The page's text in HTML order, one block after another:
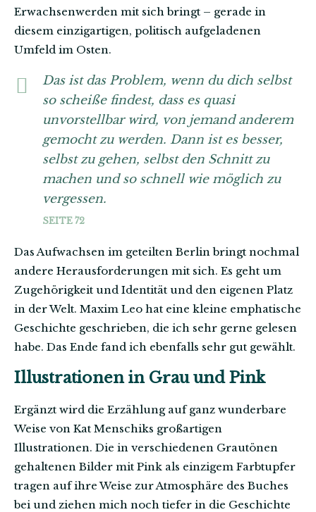
Erwachsenwerden mit sich bringt – gerade in
diesem einzigartigen, politisch aufgeladenen
Umfeld im Osten.
Das ist das Problem, wenn du dich selbst
so scheiße findest, dass es quasi
unvorstellbar wird, von jemand anderem
gemocht zu werden. Dann ist es besser,
selbst zu gehen, selbst den Schnitt zu
machen und so schnell wie möglich zu
vergessen.
SEITE 72
Das Aufwachsen im geteilten Berlin bringt nochmal
andere Herausforderungen mit sich. Es geht um
Zugehörigkeit und Identität und den eigenen Platz
in der Welt. Maxim Leo hat eine kleine emphatische
Geschichte geschrieben, die ich sehr gerne gelesen
habe. Das Ende fand ich ebenfalls sehr gut gewählt.
Illustrationen in Grau und Pink
Ergänzt wird die Erzählung auf ganz wunderbare
Weise von Kat Menschiks großartigen
Illustrationen. Die in verschiedenen Grautönen
gehaltenen Bilder mit Pink als einzigem Farbtupfer
tragen auf ihre Weise zur Atmosphäre des Buches
bei und ziehen mich noch tiefer in die Geschichte